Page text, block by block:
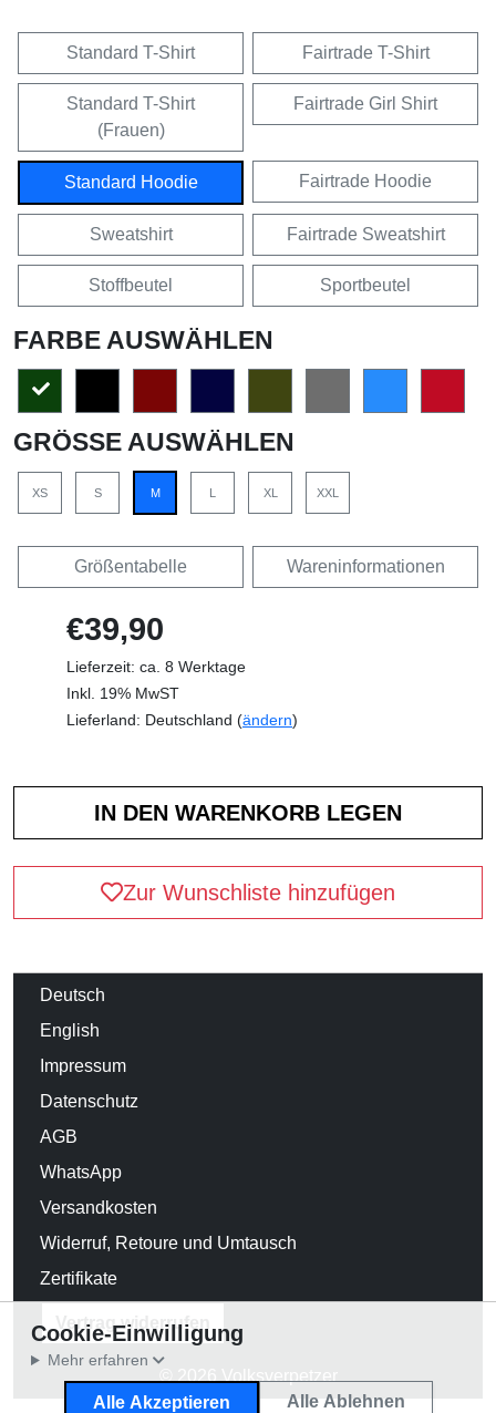
Standard T-Shirt Fairtrade T-Shirt
Standard T-Shirt
(Frauen)
Fairtrade Girl Shirt
Standard Hoodie Fairtrade Hoodie
Sweatshirt Fairtrade Sweatshirt
Stoffbeutel Sportbeutel
FARBE AUSWÄHLEN
GRÖSSE AUSWÄHLEN
XS S M L XL XXL
Größentabelle Wareninformationen
€39,90
Lieferzeit: ca. 8 Werktage
Inkl. 19% MwST
Lieferland: Deutschland (ändern)
Zur Wunschliste hinzufügen
Deutsch
English
Impressum
Datenschutz
AGB
WhatsApp
Versandkosten
Widerruf, Retoure und Umtausch
Zertifikate
Vertrag widerrufen
© 2026 Volksverpetzer
Cookie-Einwilligung
Mehr erfahren
Alle Akzeptieren Alle Ablehnen